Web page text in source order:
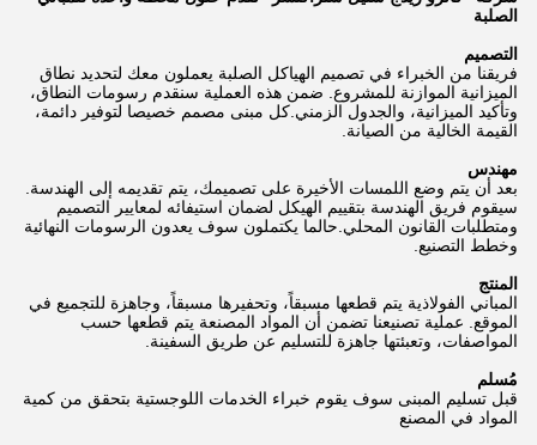
الصلبة
التصميم
فريقنا من الخبراء في تصميم الهياكل الصلبة يعملون معك لتحديد نطاق
الميزانية الموازنة للمشروع. ضمن هذه العملية سنقدم رسومات النطاق،
وتأكيد الميزانية، والجدول الزمني.كل مبنى مصمم خصيصا لتوفير دائمة،
القيمة الخالية من الصيانة.
مهندس
بعد أن يتم وضع اللمسات الأخيرة على تصميمك، يتم تقديمه إلى الهندسة.
سيقوم فريق الهندسة بتقييم الهيكل لضمان استيفائه لمعايير التصميم
ومتطلبات القانون المحلي.حالما يكتملون سوف يعدون الرسومات النهائية
وخطط التصنيع.
المنتج
المباني الفولاذية يتم قطعها مسبقاً، وتحفيرها مسبقاً، وجاهزة للتجميع في
الموقع. عملية تصنيعنا تضمن أن المواد المصنعة يتم قطعها حسب
المواصفات، وتعبئتها جاهزة للتسليم عن طريق السفينة.
مُسلم
قبل تسليم المبنى سوف يقوم خبراء الخدمات اللوجستية بتحقق من كمية
المواد في المصنع